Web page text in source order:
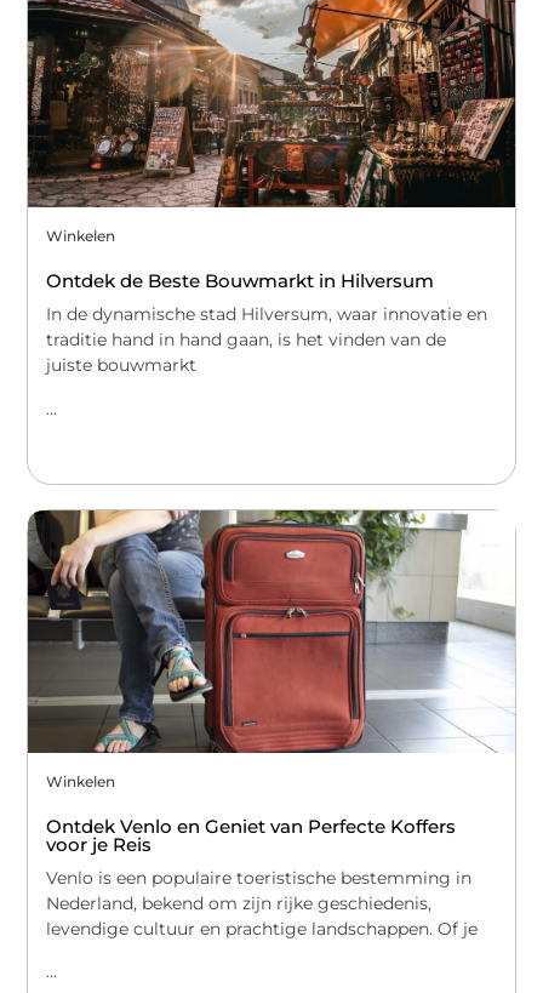
Winkelen
Ontdek de Beste Bouwmarkt in Hilversum
In de dynamische stad Hilversum, waar innovatie en
traditie hand in hand gaan, is het vinden van de
juiste bouwmarkt
...
Winkelen
Ontdek Venlo en Geniet van Perfecte Koffers
voor je Reis
Venlo is een populaire toeristische bestemming in
Nederland, bekend om zijn rijke geschiedenis,
levendige cultuur en prachtige landschappen. Of je
...